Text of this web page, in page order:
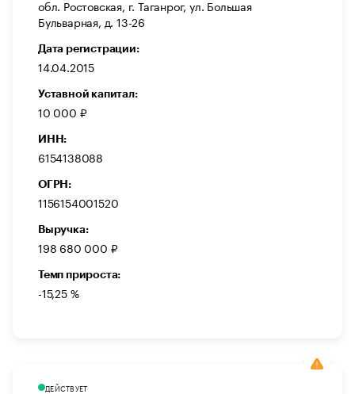
обл. Ростовская, г. Таганрог, ул. Большая
Бульварная, д. 13-26
Дата регистрации:
14.04.2015
Уставной капитал:
10 000 ₽
ИНН:
6154138088
ОГРН:
1156154001520
Выручка:
198 680 000 ₽
Темп прироста:
-15,25 %
ДЕЙСТВУЕТ